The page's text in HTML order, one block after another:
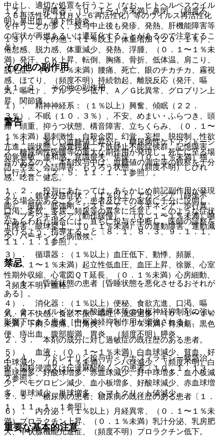
１２）． 呼吸器：（０．１〜１％未満）鼻閉、（頻度不
明）鼻出血、嚥下性肺炎。
１３）． その他：（１％以上）体重増加（２０．１％）、
倦怠感、脱力感、体重減少、発熱、浮腫、（０．１〜１％未
満）発汗、ＣＫ上昇、転倒、胸痛、骨折、低体温、肩こり、
脱毛症、（０．１％未満）腰痛、死亡、眼のチカチカ、霧視
感、ほてり、（頻度不明）持続勃起、離脱反応（発汗、嘔
気、嘔吐）、アルブミン低下、Ａ／Ｇ比異常、グロブリン上
昇、関節痛。
警告
１．１． 著しい血糖値上昇から、糖尿病性ケトアシドーシ
ス、糖尿病性昏睡等の重大な副作用が発現し、死亡に至る場
合があるので、本剤投与中は、血糖値の測定等の観察を十分
に行うこと〔２．５、１１．１．１参照〕。
１．２． 投与にあたっては、あらかじめ前記副作用が発現
する場合があることを、患者及びその家族に十分に説明し、
口渇、多飲、多尿、頻尿等の異常に注意し、このような症状
があらわれた場合には、直ちに投与を中断し、医師の診察を
受けるよう、指導すること〔８．１、８．３、９．１．１、
１１．１．１参照〕。
禁忌
２．１． 昏睡状態の患者［昏睡状態を悪化させるおそれが
ある］。
２．２． バルビツール酸誘導体等の中枢神経抑制剤の強い
影響下にある患者［中枢神経抑制作用が増強される］。
２．３． 本剤の成分に対し過敏症の既往歴のある患者。
２．４． アドレナリン投与中＜アナフィラキシー救急治
療・歯科浸潤又は伝達麻酔除く＞の患者〔１０．１、１３．
２参照〕。
２．５． 糖尿病の患者、糖尿病の既往歴のある患者〔１．
１、１１．１．１参照〕。
重要な基本的注意
中止し、適切な処置を行うこと（なお、ヒトヘルペスウイル
ス６再活性化（ＨＨＶ−６再活性化）等のウイルス再活性化
を伴うことが多く、投与中止後も発疹、発熱、肝機能障害等
の症状が再燃あるいは遷延化することがあるので注意するこ
と）。
その他の副作用
１１．２． その他の副作用
１）． 精神神経系：（１％以上）興奮、傾眠（２２．
３％）、不眠（１０．３％）、不安、めまい・ふらつき、頭
痛・頭重、抑うつ状態、構音障害、立ちくらみ、（０．１〜
１％未満）易刺激性、自殺企図、幻覚、妄想、脱抑制、性欲
亢進、躁状態、感覚鈍麻、下肢静止不能症候群、記憶障害、
知覚過敏、違和感、意識喪失、焦燥、（０．１％未満）独
語、空笑、会話障害、もうろう状態、（頻度不明）しびれ
感、吃音、健忘。
２）． 錐体外路症状：（１％以上）アカシジア（静坐不
能）、振戦、筋強剛、ジストニア、ジスキネジア、歩行異
常、ブラジキネジア（動作緩慢）、（０．１〜１％未満）嚥
下障害、眼球挙上、（０．１％未満）舌の運動障害、運動減
少、パーキンソン病徴候。
３）． 循環器：（１％以上）血圧低下、動悸、頻脈、
（０．１〜１％未満）起立性低血圧、血圧上昇、徐脈、心室
性期外収縮、心電図ＱＴ延長、（０．１％未満）心房細動、
（頻度不明）血栓。
４）． 消化器：（１％以上）便秘、食欲亢進、口渇、嘔
気、胃不快感、食欲不振、嘔吐、流涎過多、（０．１〜１％
未満）下痢、腹痛、口角炎、（０．１％未満）胃潰瘍、黒色
便、痔出血、腹部膨満、胃炎、（頻度不明）膵炎。
５）． 血液：（０．１〜１％未満）白血球減少、貧血、好
中球減少、（０．１％未満）リンパ球減少、（頻度不明）白
血球増多、好酸球増多、赤血球減少、好中球増多、血小板減
少、ヘモグロビン減少、血小板増多、好酸球減少、赤血球増
多、単球減少、単球増多、ヘマトクリット値減少。
６）． 内分泌：（１％以上）月経異常、（０．１〜１％未
満）プロラクチン上昇、（０．１％未満）乳汁分泌、乳房肥
大、甲状腺機能亢進症、（頻度不明）プロラクチン低下。